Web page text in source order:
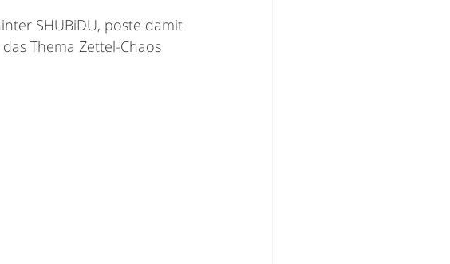
SHUBiDU, poste damit
Thema Zettel-Chaos